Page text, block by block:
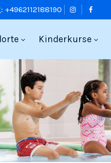
+4962112188190
Kinderkurse